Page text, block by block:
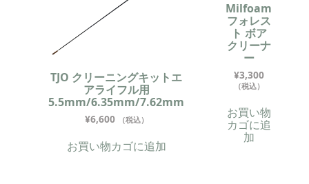
TJO クリーニングキットエ
アライフル用
5.5mm/6.35mm/7.62mm
¥6,600 （税込）
お買い物カゴに追加
Milfoam
フォレス
ト ボア
クリーナ
ー
¥3,300
（税込）
お買い物
カゴに追
加